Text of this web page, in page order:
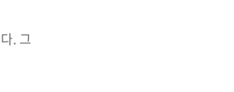
. 그